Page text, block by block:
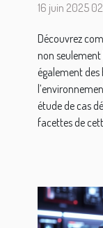
urbain
16 juin 2025
Découvrez
non seulement
également
étude de cas
facettes de